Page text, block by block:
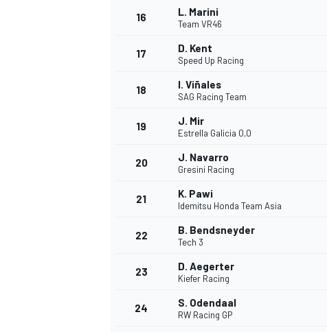
16 L. Marini
Team VR46
17 D. Kent
Speed Up Racing
18 I. Viñales
SAG Racing Team
19 J. Mir
Estrella Galicia 0,0
20 J. Navarro
Gresini Racing
21 K. Pawi
Idemitsu Honda Team Asia
22 B. Bendsneyder
Tech 3
23 D. Aegerter
Kiefer Racing
24 S. Odendaal
RW Racing GP